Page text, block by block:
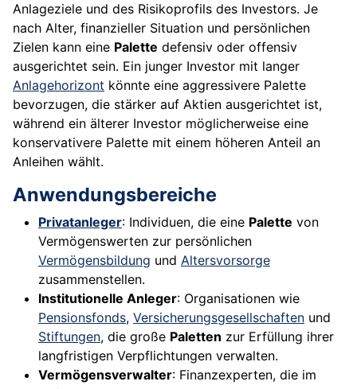
Anlageziele und des Risikoprofils des Investors. Je
nach Alter, finanzieller Situation und persönlichen
Zielen kann eine Palette defensiv oder offensiv
ausgerichtet sein. Ein junger Investor mit langer
Anlagehorizont könnte eine aggressivere Palette
bevorzugen, die stärker auf Aktien ausgerichtet ist,
während ein älterer Investor möglicherweise eine
konservativere Palette mit einem höheren Anteil an
Anleihen wählt.
Anwendungsbereiche
Privatanleger: Individuen, die eine Palette von
Vermögenswerten zur persönlichen
Vermögensbildung und Altersvorsorge
zusammenstellen.
Institutionelle Anleger: Organisationen wie
Pensionsfonds, Versicherungsgesellschaften und
Stiftungen, die große Paletten zur Erfüllung ihrer
langfristigen Verpflichtungen verwalten.
Vermögensverwalter: Finanzexperten, die im